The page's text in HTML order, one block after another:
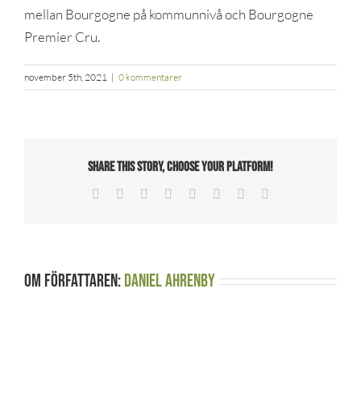
mellan Bourgogne på kommunnivå och Bourgogne
Premier Cru.
november 5th, 2021 | 0 kommentarer
Share This Story, Choose Your Platform!
Facebook Reddit LinkedIn
TumblrPinterest
Om författaren:Daniel Ahrenby